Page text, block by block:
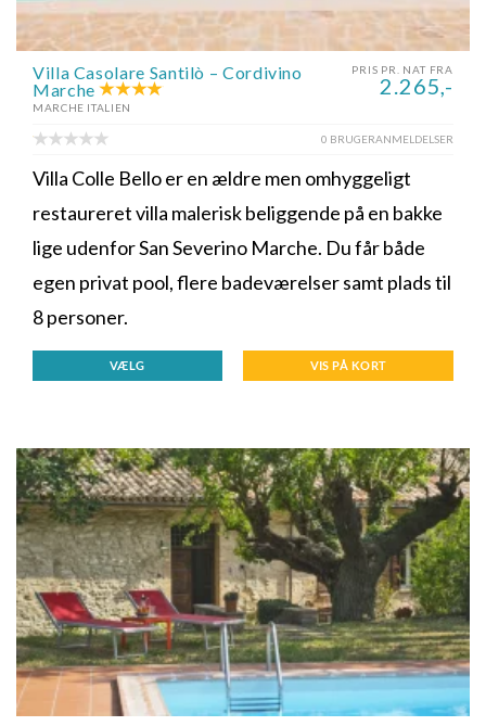
PRIS PR. NAT FRA
2.265,-
Villa Casolare Santilò – Cordivino
Marche
MARCHE ITALIEN
0 BRUGERANMELDELSER
Villa Colle Bello er en ældre men omhyggeligt
restaureret villa malerisk beliggende på en bakke
lige udenfor San Severino Marche. Du får både
egen privat pool, flere badeværelser samt plads til
8 personer.
VÆLG VIS PÅ KORT